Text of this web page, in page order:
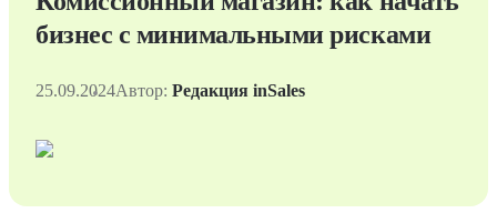
бизнес с минимальными рисками
25.09.2024Автор: Редакция inSales